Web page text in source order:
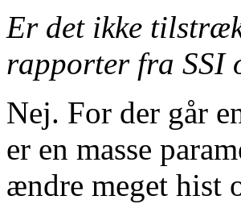
Er det ikke
rapporter fra SSI
Nej. For der går
er en masse
ændre meget hist